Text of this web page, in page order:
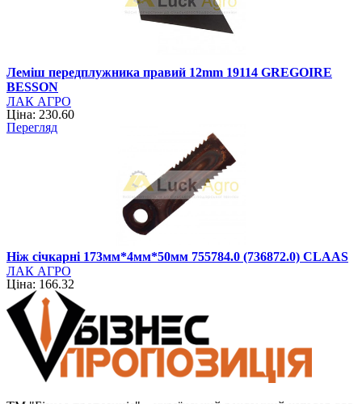
Леміш передплужника правий 12mm 19114 GREGOIRE
BESSON
ЛАК АГРО
Ціна: 230.60
Перегляд
Ніж січкарні 173мм*4мм*50мм 755784.0 (736872.0) CLAAS
ЛАК АГРО
Ціна: 166.32